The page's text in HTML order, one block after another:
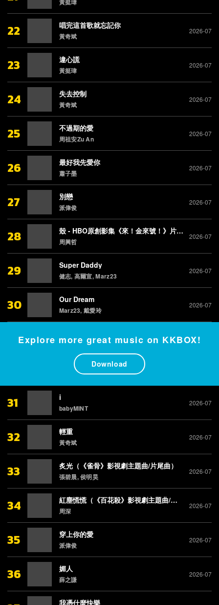
22 唱完這首歌就忘記你
黃奇斌
2026-07
23 違心謊
黃挺瑋
2026-07
24 失去控制
黃奇斌
2026-07
25 不過期的愛
周祖安Zu An
2026-07
26 最好我先愛你
蕭子墨
2026-07
27 別戀
派偉俊
2026-07
28 殼 - HBO原創影集《來！金來號！》片尾曲
周興哲
2026-07
29 Super Daddy
健志, 高爾宣, Marz23
2026-07
30 Our Dream
Marz23, 戴愛玲
2026-07
Explore more great music on KKBOX!
Download
31 i
babyMINT
2026-07
32 輕重
黃奇斌
2026-07
33 炙光（《雀骨》影視劇主題曲/片尾曲）
張碧晨, 侯明昊
2026-07
34 紅塵慌慌（《百花殺》影視劇主題曲/片尾曲）
周深
2026-07
35 穿上你的愛
派偉俊
2026-07
36 媚人
薛之謙
2026-07
我憑什麼快樂